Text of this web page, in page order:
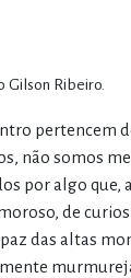
Gilson Ribeiro.
pertencem
não somos
por algo
de
das altas